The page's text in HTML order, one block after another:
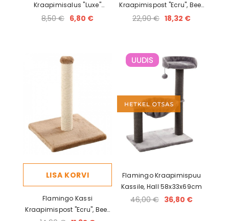
Kraapimisalus "Luxe"
Puitplaadil 50x7cm
8,50 € 6,80 €
Kraapimispost "Ecru", Beež
38x38x59cm
22,90 € 18,32 €
LISA KORVI
Flamingo Kassi
Kraapimispost "Ecru", Beež
Flamingo Kraapimispuu
Kassile, Hall 58x33x69cm
46,00 € 36,80 €